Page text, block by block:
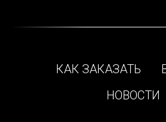
КАК ЗАКАЗАТЬ
НОВОСТИ